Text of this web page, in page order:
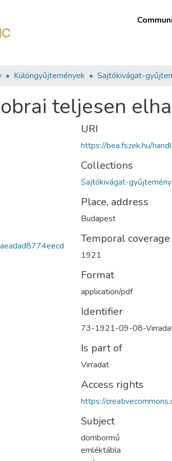
Különgyűjtemények Sajtókivágat-
teljesen
URI
https://bea.fszek.hu/
Collections
Sajtókivágat-gyűjtemény
Place, address
Budapest
Temporal coverage
1921
Format
application/pdf
Identifier
73-1921-09-08-
Is part of
Virradat
Access rights
https://
Subject
dombormű
emléktábla